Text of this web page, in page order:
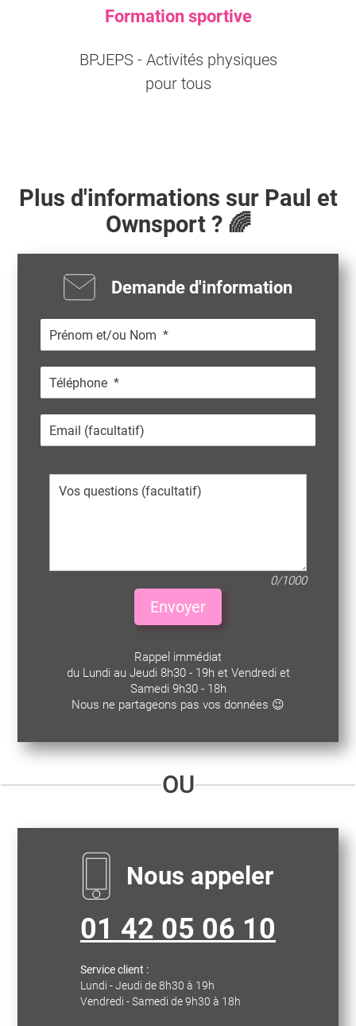
Formation sportive
BPJEPS - Activités physiques
pour tous
Plus d'informations sur Paul et
Ownsport ? 🌈
Demande d'information
0/1000
Envoyer
Rappel immédiat
du Lundi au Jeudi 8h30 - 19h et Vendredi et
Samedi 9h30 - 18h
Nous ne partageons pas vos données 😉
OU
Nous appeler
01 42 05 06 10
Service client :
Lundi - Jeudi de 8h30 à 19h
Vendredi - Samedi de 9h30 à 18h